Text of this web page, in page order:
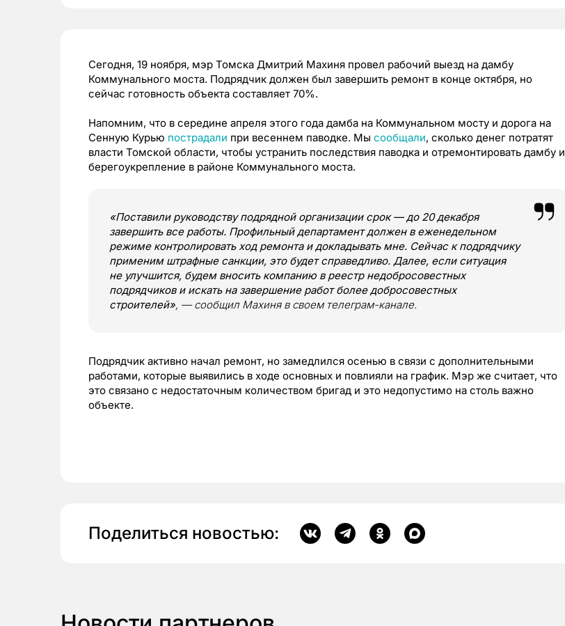
Сегодня, 19 ноября, мэр Томска Дмитрий Махиня провел рабочий выезд на дамбу
Коммунального моста. Подрядчик должен был завершить ремонт в конце октября, но
сейчас готовность объекта составляет 70%.
Напомним, что в середине апреля этого года дамба на Коммунальном мосту и дорога на
Сенную Курью пострадали при весеннем паводке. Мы сообщали, сколько денег потратят
власти Томской области, чтобы устранить последствия паводка и отремонтировать дамбу и
берегоукрепление в районе Коммунального моста.
«Поставили руководству подрядной организации срок — до 20 декабря
завершить все работы. Профильный департамент должен в еженедельном
режиме контролировать ход ремонта и докладывать мне. Сейчас к подрядчику
применим штрафные санкции, это будет справедливо. Далее, если ситуация
не улучшится, будем вносить компанию в реестр недобросовестных
подрядчиков и искать на завершение работ более добросовестных
строителей», — сообщил Махиня в своем телеграм-канале.
Подрядчик активно начал ремонт, но замедлился осенью в связи с дополнительными
работами, которые выявились в ходе основных и повлияли на график. Мэр же считает, что
это связано с недостаточным количеством бригад и это недопустимо на столь важно
объекте.
Поделиться новостью: